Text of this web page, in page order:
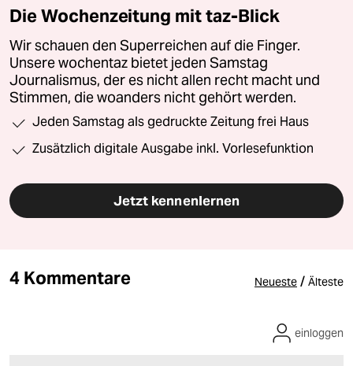
Die Wochenzeitung mit taz-Blick
Wir schauen den Superreichen auf die Finger.
Unsere wochentaz bietet jeden Samstag
Journalismus, der es nicht allen recht macht und
Stimmen, die woanders nicht gehört werden.
Jeden Samstag als gedruckte Zeitung frei Haus
Zusätzlich digitale Ausgabe inkl. Vorlesefunktion
Jetzt kennenlernen
4 Kommentare Neueste / Älteste
einloggen